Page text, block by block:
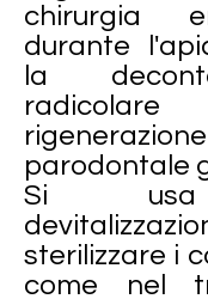
chirurgia
durante
la
rigenerazione
parodontale
Si
sterilizzare i
come nel